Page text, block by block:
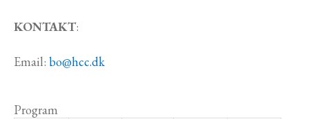
KONTAKT:
Email: bo@hcc.dk
Program